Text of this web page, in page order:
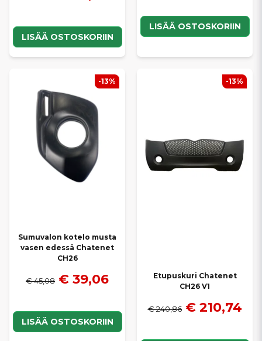
LISÄÄ OSTOSKORIIN
LISÄÄ OSTOSKORIIN
Sumuvalon kotelo musta
vasen edessä Chatenet
CH26
€ 45,08 € 39,06
LISÄÄ OSTOSKORIIN
-13%
Etupuskuri Chatenet
CH26 V1
€ 240,86 € 210,74
-13%